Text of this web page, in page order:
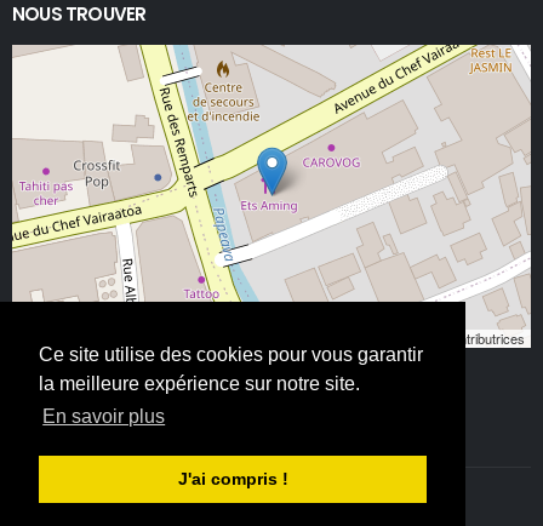
Ce site utilise des cookies pour vous garantir
la meilleure expérience sur notre site.
En savoir plus
J'ai compris !
NOUS TROUVER
contributeurs/contributrices
©ETS AMING 2025. Tous droits réservés - All Rights Reserved.